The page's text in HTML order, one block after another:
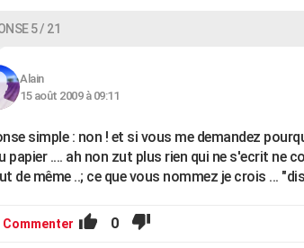
5 / 21
Alain
15 août 2009 à 09:11
simple : non ! et si vous me demandez
papier .... ah non zut plus rien qui ne s'ecrit ne
de même ..; ce que vous nommez je crois ...
Commenter 0